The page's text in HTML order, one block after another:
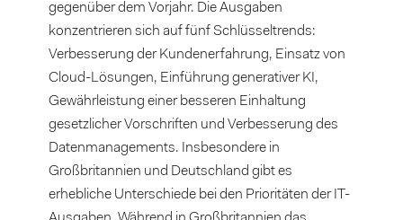
gegenüber dem Vorjahr. Die Ausgaben
konzentrieren sich auf fünf Schlüsseltrends:
Verbesserung der Kundenerfahrung, Einsatz von
Cloud-Lösungen, Einführung generativer KI,
Gewährleistung einer besseren Einhaltung
gesetzlicher Vorschriften und Verbesserung des
Datenmanagements. Insbesondere in
Großbritannien und Deutschland gibt es
erhebliche Unterschiede bei den Prioritäten der IT-